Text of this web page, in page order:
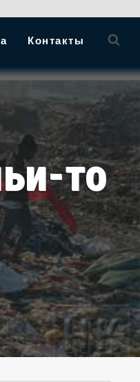
Контакты
то